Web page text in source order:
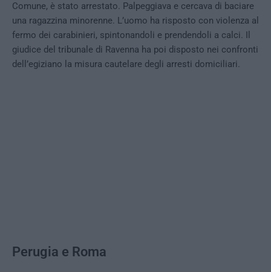
Comune, è stato arrestato. Palpeggiava e cercava di baciare
una ragazzina minorenne. L’uomo ha risposto con violenza al
fermo dei carabinieri, spintonandoli e prendendoli a calci. Il
giudice del tribunale di Ravenna ha poi disposto nei confronti
dell’egiziano la misura cautelare degli arresti domiciliari.
Perugia e Roma